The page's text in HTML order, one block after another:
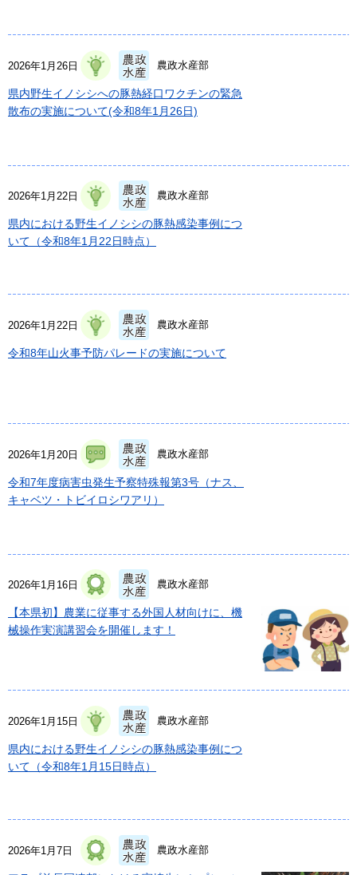
2026年1月26日 農政水産部
県内野生イノシシへの豚熱経口ワクチンの緊急
散布の実施について(令和8年1月26日)
2026年1月22日 農政水産部
県内における野生イノシシの豚熱感染事例につ
いて（令和8年1月22日時点）
2026年1月22日 農政水産部
令和8年山火事予防パレードの実施について
2026年1月20日 農政水産部
令和7年度病害虫発生予察特殊報第3号（ナス、
キャベツ・トビイロシワアリ）
2026年1月16日 農政水産部
【本県初】農業に従事する外国人材向けに、機
械操作実演講習会を開催します！
2026年1月15日 農政水産部
県内における野生イノシシの豚熱感染事例につ
いて（令和8年1月15日時点）
2026年1月7日 農政水産部